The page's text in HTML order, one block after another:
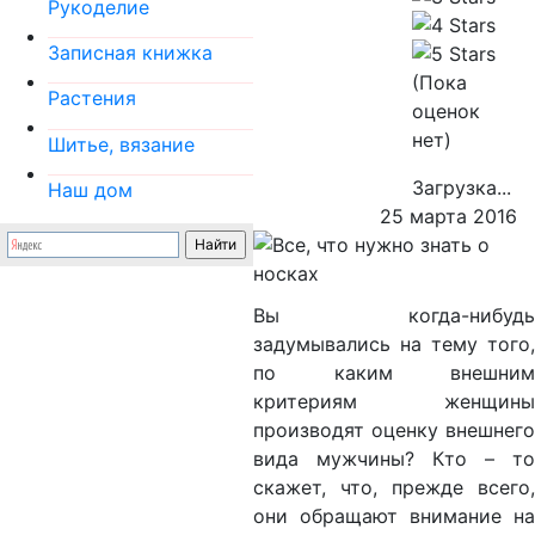
Рукоделие
Записная книжка
Растения
Шитье, вязание
Наш дом
(Пока
оценок
нет)
Загрузка...
25 марта 2016
Вы когда-нибудь
задумывались на тему того,
по каким внешним
критериям женщины
производят оценку внешнего
вида мужчины? Кто – то
скажет, что, прежде всего,
они обращают внимание на